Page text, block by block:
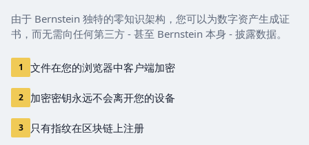
由于 Bernstein 独特的零知识架构，您可以为数字资产生成证
书，而无需向任何第三方 - 甚至 Bernstein 本身 - 披露数据。
1 文件在您的浏览器中客户端加密
2 加密密钥永远不会离开您的设备
3 只有指纹在区块链上注册